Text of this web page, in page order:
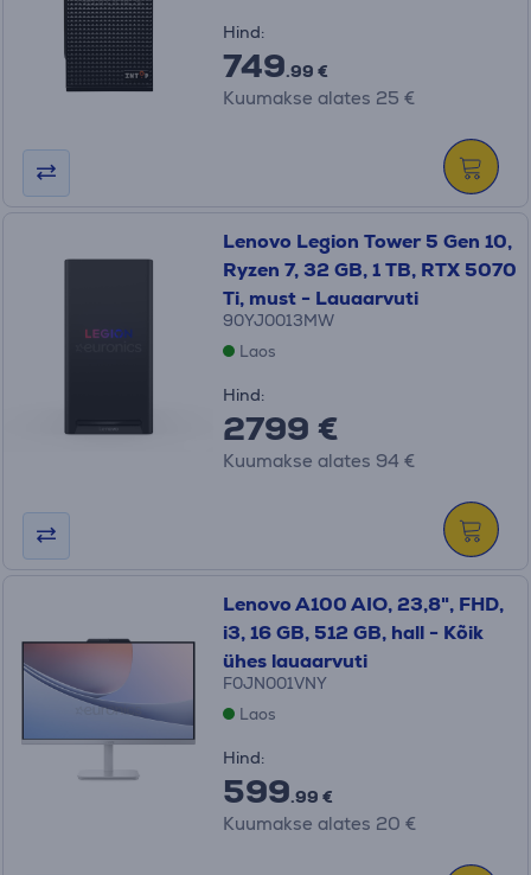
Hind:
749.99 €
Kuumakse alates 25 €
Lenovo Legion Tower 5 Gen 10,
Ryzen 7, 32 GB, 1 TB, RTX 5070
Ti, must - Lauaarvuti
90YJ0013MW
Laos
Hind:
2799 €
Kuumakse alates 94 €
Lenovo A100 AIO, 23,8", FHD,
i3, 16 GB, 512 GB, hall - Kõik
ühes lauaarvuti
F0JN001VNY
Laos
Hind:
599.99 €
Kuumakse alates 20 €